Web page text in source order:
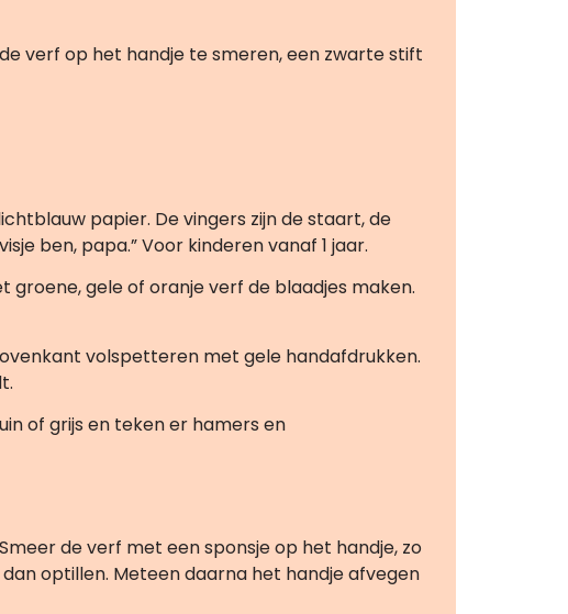
verf op het handje te smeren, een zwarte stift
papier. De vingers zijn de staart, de
ben, papa.” Voor kinderen vanaf 1 jaar.
gele of oranje verf de blaadjes maken.
volspetteren met gele handafdrukken.
of grijs en teken er hamers en
de verf met een sponsje op het handje, zo
optillen. Meteen daarna het handje afvegen